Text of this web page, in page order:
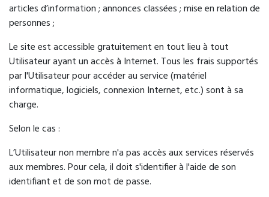
articles d’information ; annonces classées ; mise en relation de
personnes ;
Le site est accessible gratuitement en tout lieu à tout
Utilisateur ayant un accès à Internet. Tous les frais supportés
par l'Utilisateur pour accéder au service (matériel
informatique, logiciels, connexion Internet, etc.) sont à sa
charge.
Selon le cas :
L’Utilisateur non membre n'a pas accès aux services réservés
aux membres. Pour cela, il doit s'identifier à l'aide de son
identifiant et de son mot de passe.